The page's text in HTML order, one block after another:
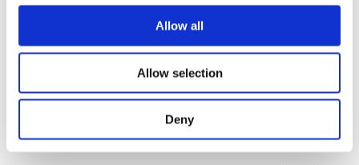
Allow all
Allow selection
Deny